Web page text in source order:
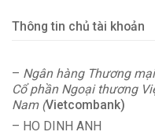
Thông tin chủ tài khoản
– Ngân hàng Thương mại
Cổ phần Ngoại thương
Nam (Vietcombank)
– HO DINH ANH